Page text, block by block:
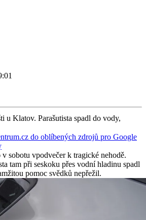
u Klatov. Parašutista spadl do vody,
do oblíbených zdrojů pro Google
sobotu vpodvečer k tragické nehodě.
tam při seskoku přes vodní hladinu spadl
pomoc svědků nepřežil.